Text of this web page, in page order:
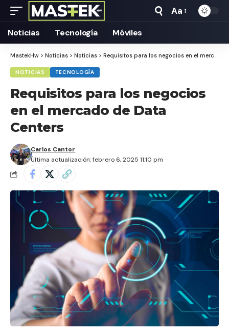
Tamaño
Aa
Noticias Tecnología Móviles
MastekHw > Noticias > Noticias > Requisitos para los negocios en el mercado de Data Centers
NOTICIAS TECNOLOGÍA
Requisitos para los negocios
en el mercado de Data
Centers
Última actualización: febrero 6, 2025 11:10 pm
Carlos Cantor